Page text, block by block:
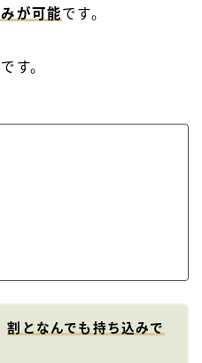
が可能です。
す。
割となんでも持ち込みで